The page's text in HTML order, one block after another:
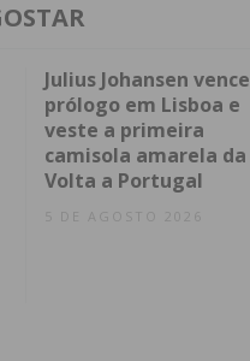
Julius Johansen vence
prólogo em Lisboa e
veste a primeira
camisola amarela da
Volta a Portugal
5 DE AGOSTO 2026